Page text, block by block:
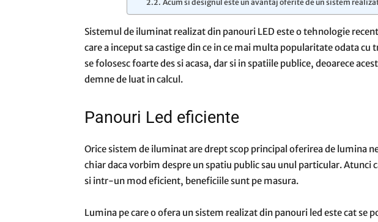
Acum si designul este un avantaj oferite de un sistem
Sistemul de iluminat realizat din panouri LED este o tehnologie
care a inceput sa castige din ce in ce mai multa popularitate odata cu
se folosesc foarte des si acasa, dar si in spatiile publice, deoarece
demne de luat in calcul.
Panouri Led eficiente
Orice sistem de iluminat are drept scop principal oferirea de lumina
chiar daca vorbim despre un spatiu public sau unul particular. Atunci
si intr-un mod eficient, beneficiile sunt pe masura.
Lumina pe care o ofera un sistem realizat din panouri led este cat se